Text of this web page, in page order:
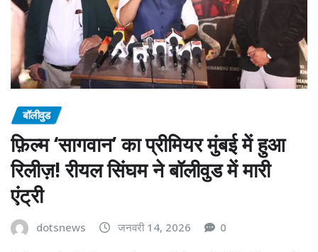
बॉलीवुड
फ़िल्म ‘सागवान’ का प्रीमियर मुंबई में हुआ
रिलीज़! रीयल सिंघम ने बॉलीवुड में मारी
एंट्री
dotsnews जनवरी 14, 2026 0